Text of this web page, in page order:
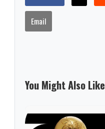
Email
You Might Also Like